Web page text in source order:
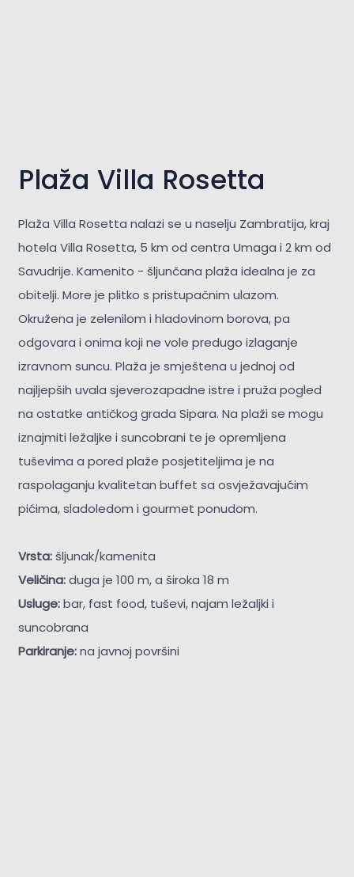
Plaža Villa Rosetta
Plaža Villa Rosetta nalazi se u naselju Zambratija, kraj
hotela Villa Rosetta, 5 km od centra Umaga i 2 km od
Savudrije. Kamenito - šljunčana plaža idealna je za
obitelji. More je plitko s pristupačnim ulazom.
Okružena je zelenilom i hladovinom borova, pa
odgovara i onima koji ne vole predugo izlaganje
izravnom suncu. Plaža je smještena u jednoj od
najljepših uvala sjeverozapadne istre i pruža pogled
na ostatke antičkog grada Sipara. Na plaži se mogu
iznajmiti ležaljke i suncobrani te je opremljena
tuševima a pored plaže posjetiteljima je na
raspolaganju kvalitetan buffet sa osvježavajućim
pićima, sladoledom i gourmet ponudom.
Vrsta:šljunak/kamenita
Veličina:duga je 100 m, a široka 18 m
Usluge:bar, fast food, tuševi, najam ležaljki i
suncobrana
Parkiranje:na javnoj površini